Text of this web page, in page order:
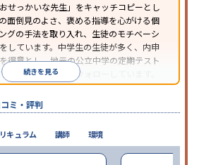
せっかいな先生」をキャッチコピーとし
面倒見のよさ、褒める指導を心がける個
グの手法を取り入れ、生徒のモチベーシ
しています。中学生の生徒が多く、内申
得意とし、地元の公立中学の定期テスト
など手厚く学習をフォローしています。
用しており、特に英語は各教科書に合わ
先取り学習」で理解度を深められます。
続きを見る
ミ・評判
キュラム 講師 環境